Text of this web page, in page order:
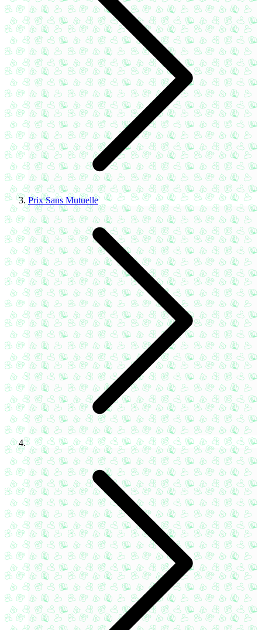
Prix Sans Mutuelle